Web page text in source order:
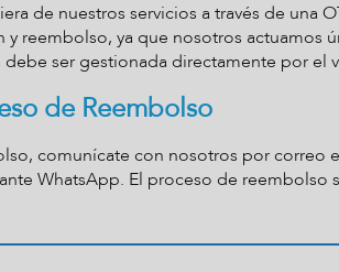
de nuestros servicios a través de una
y reembolso, ya que nosotros
ser gestionada directamente por el
de Reembolso
comunícate con nosotros por correo
WhatsApp. El proceso de reembolso